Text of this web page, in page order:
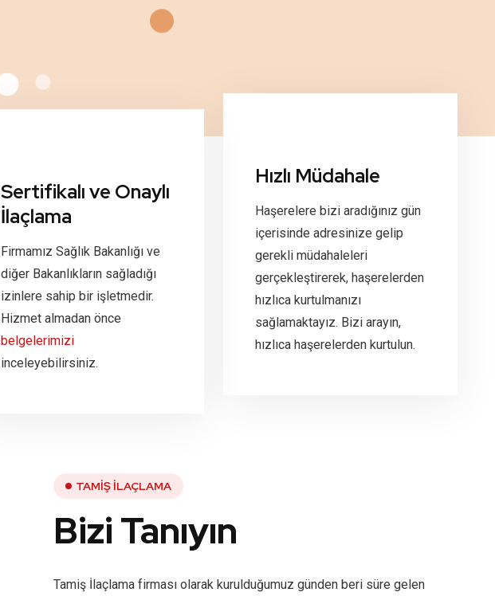
Sertifikalı ve Onaylı
İlaçlama
Firmamız Sağlık Bakanlığı ve
diğer Bakanlıkların sağladığı
izinlere sahip bir işletmedir.
Hizmet almadan önce
belgelerimizi
inceleyebilirsiniz.
Hızlı Müdahale
Haşerelere bizi aradığınız gün
içerisinde adresinize gelip
gerekli müdahaleleri
gerçekleştirerek, haşerelerden
hızlıca kurtulmanızı
sağlamaktayız. Bizi arayın,
hızlıca haşerelerden kurtulun.
TAMIŞ İLAÇLAMA
Bizi Tanıyın
Tamiş İlaçlama firması olarak kurulduğumuz günden beri süre gelen